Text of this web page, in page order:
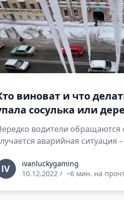
виноват и что
сосулька или
водители обращаются
аварийная ситуация
ivanluckygaming
10.12.2022 / ~6 мин. на